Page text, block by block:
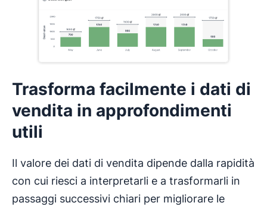
Trasforma facilmente i dati di
vendita in approfondimenti
utili
Il valore dei dati di vendita dipende dalla rapidità
con cui riesci a interpretarli e a trasformarli in
passaggi successivi chiari per migliorare le